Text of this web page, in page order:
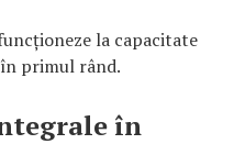
la capacitate
în primul rând.
în